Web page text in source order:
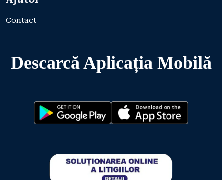
Contact
Descarcă Aplicația Mobilă